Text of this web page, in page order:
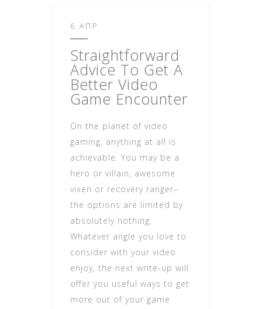
6 ΑΠΡ
Straightforward
Advice To Get A
Better Video
Game Encounter
On the planet of video
gaming, anything at all is
achievable. You may be a
hero or villain, awesome
vixen or recovery ranger–
the options are limited by
absolutely nothing.
Whatever angle you love to
consider with your video
enjoy, the next write-up will
offer you useful ways to get
more out of your game